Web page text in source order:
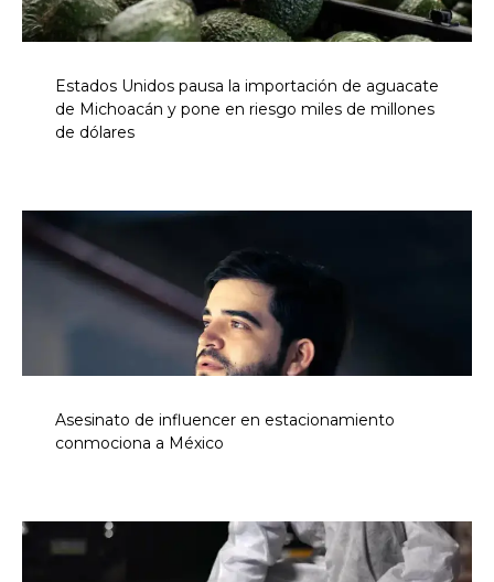
Estados Unidos pausa la importación de aguacate
de Michoacán y pone en riesgo miles de millones
de dólares
Asesinato de influencer en estacionamiento
conmociona a México